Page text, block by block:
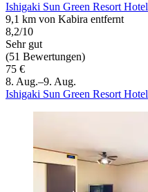
Ishigaki Sun Green Resort Hotel
9,1 km von Kabira entfernt
8,2/10
Sehr gut
(51 Bewertungen)
75 €
8. Aug.–9. Aug.
Ishigaki Sun Green Resort Hotel